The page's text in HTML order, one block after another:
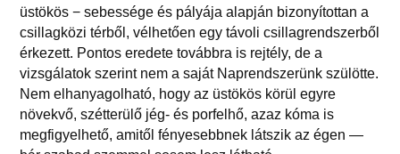
üstökös − sebessége és pályája alapján bizonyítottan a
csillagközi térből, vélhetően egy távoli csillagrendszerből
érkezett. Pontos eredete továbbra is rejtély, de a
vizsgálatok szerint nem a saját Naprendszerünk szülötte.
Nem elhanyagolható, hogy az üstökös körül egyre
növekvő, szétterülő jég- és porfelhő, azaz kóma is
megfigyelhető, amitől fényesebbnek látszik az égen —